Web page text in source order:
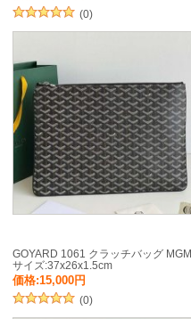
(0)
GOYARD 1061 クラッチバッグ MGM
サイズ:37x26x1.5cm
価格:15,000円
(0)